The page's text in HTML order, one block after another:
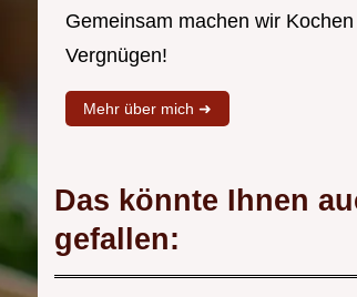
Gemeinsam machen wir
Vergnügen!
Mehr über mich ➜
Das könnte Ihnen
gefallen: